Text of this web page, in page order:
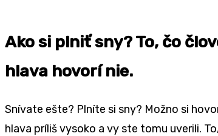
Ako si plniť sny? To, čo
hlava hovorí nie.
Snívate ešte? Plníte si sny? Možno si
hlava príliš vysoko a vy ste tomu uverili.